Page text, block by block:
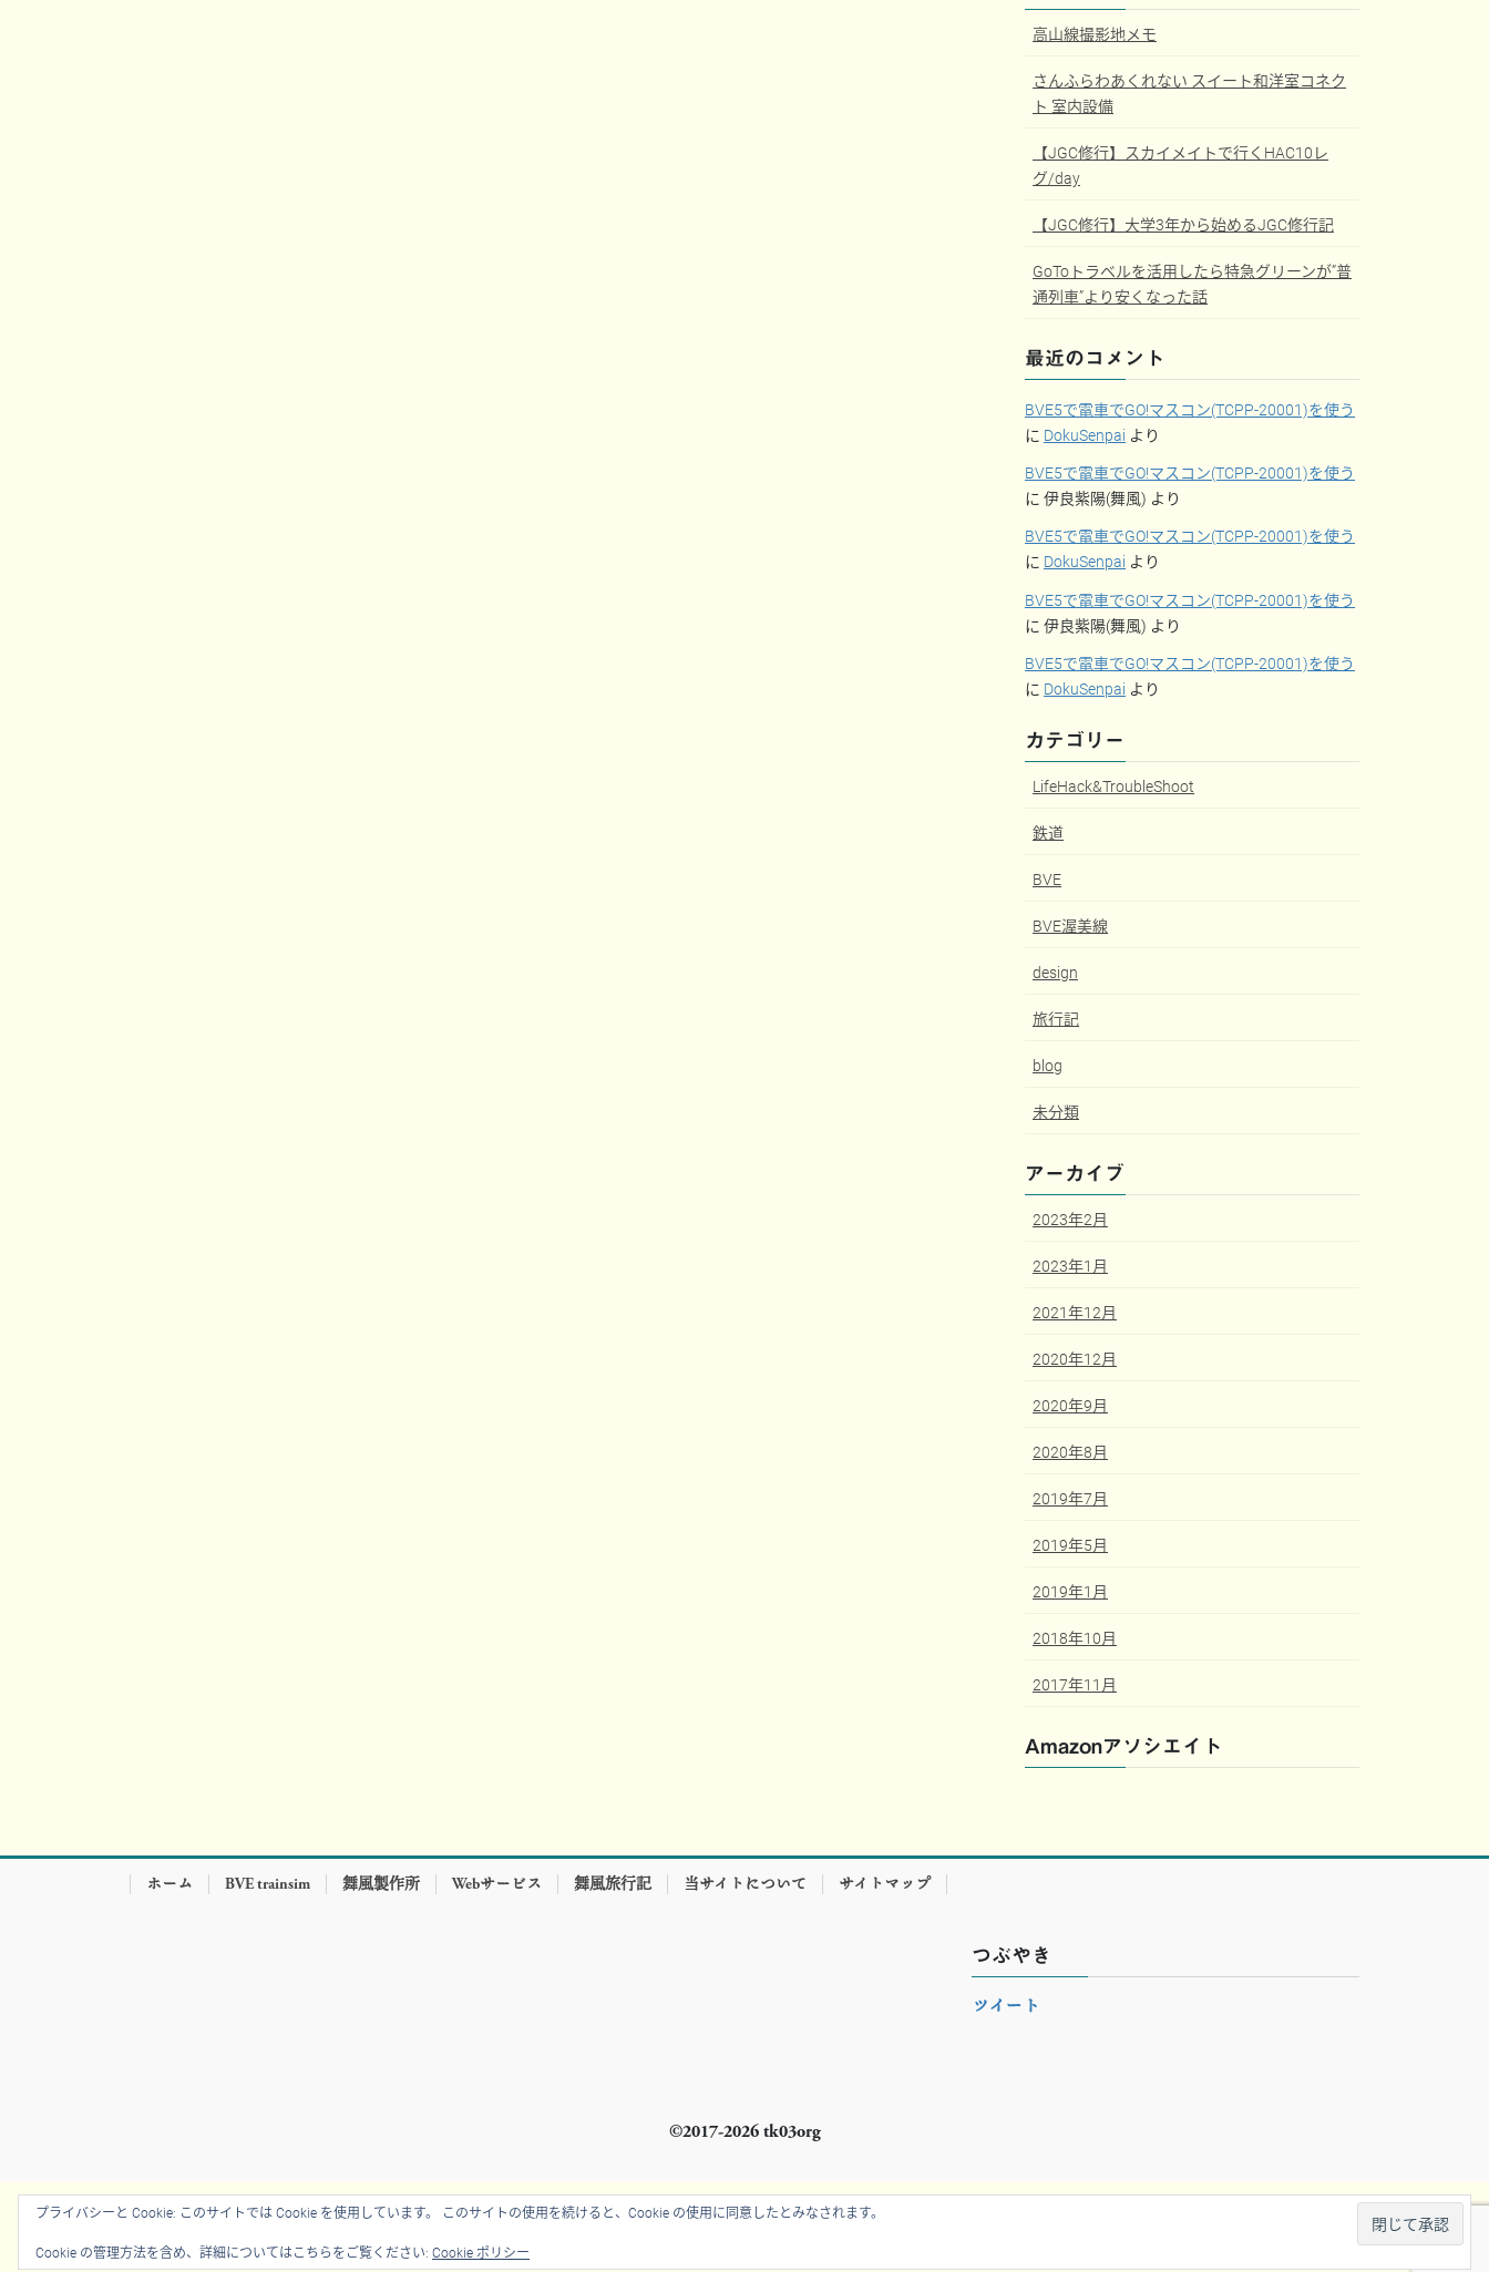
高山線撮影地メモ
さんふらわあくれない スイート和洋室コネク
ト 室内設備
【JGC修行】スカイメイトで行くHAC10レ
グ/day
【JGC修行】大学3年から始めるJGC修行記
GoToトラベルを活用したら特急グリーンが”普
通列車”より安くなった話
最近のコメント
BVE5で電車でGO!マスコン(TCPP-20001)を使う
に DokuSenpai より
BVE5で電車でGO!マスコン(TCPP-20001)を使う
に伊良紫陽(舞風) より
BVE5で電車でGO!マスコン(TCPP-20001)を使う
に DokuSenpai より
BVE5で電車でGO!マスコン(TCPP-20001)を使う
に伊良紫陽(舞風) より
BVE5で電車でGO!マスコン(TCPP-20001)を使う
に DokuSenpai より
カテゴリー
LifeHack&TroubleShoot
鉄道
BVE
BVE渥美線
design
旅行記
blog
未分類
アーカイブ
2023年2月
2023年1月
2021年12月
2020年12月
2020年9月
2020年8月
2019年7月
2019年5月
2019年1月
2018年10月
2017年11月
Amazonアソシエイト
ホーム BVE trainsim 舞風製作所 Webサービス 舞風旅行記 当サイトについて サイトマップ
つぶやき
ツイート
©2017-2026 tk03org
プライバシーと Cookie: このサイトでは Cookie を使用しています。 このサイトの使用を続けると、Cookie の使用に同意したとみなされます。
Cookie の管理方法を含め、詳細についてはこちらをご覧ください: Cookie ポリシー